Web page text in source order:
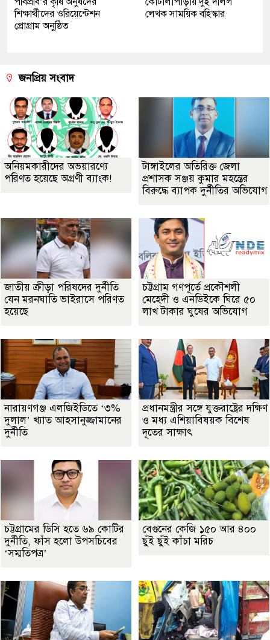
শিক্ষার্থীদের ওরিয়েন্টেশন
প্রোগ্রাম অনুষ্ঠিত
লেখক সাময়িক বহিস্কার
জনপ্রিয় সংবাদ
অনিয়মকারীদের অভয়ারণ্যে
পরিণত হয়েছে অগ্রণী ব্যাংক!
টাঙ্গাইলের অতিরিক্ত জেলা
প্রশাসক সঞ্জয় কুমার মহন্তের
বিরুদ্ধে ব্যাপক দুর্নীতির অভিযোগ
জাতীয় ক্রীড়া পরিষদের দুর্নীতি
যেন মরনঘাতি ভাইরাসে পরিণত
হয়েছে
চট্টগ্রাম গণপূর্তে প্রকৌশলী
মেহেদী ও এনডিইকে ঘিরে ৫০
লাখ টাকার ঘুষের অভিযোগ
নারায়ণগঞ্জ এলজিইডিতে ‘৩%
দুলাল’ খ্যাত আহসানুজ্জামানের
দুর্নীতি
প্রধানমন্ত্রীর সঙ্গে যুক্তরাষ্ট্রের দক্ষিণ
ও মধ্য এশিয়াবিষয়ক বিশেষ
দূতের সাক্ষাৎ
চট্টগ্রামের ডিসি হতে ৬৯ কোটির
দুর্নীতি, ফাঁস হলো উপসচিবের
‘সম্মতিপত্র’
বেগুনের কেজি ১৫০ আর ৪০০
ছুঁই ছুঁই কাঁচা মরিচ